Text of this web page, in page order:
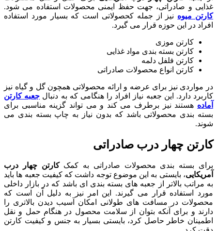
غذایی و صادراتی، جهت حفظ ایمنی محصولات استفاده می شود.
کارتن میوه نیز از جمله کحصولاتی است که بسیار مورد استفاده
افراد در این حوزه قرار می گیرد.
کارتن موزی
کارتن بسته بندی مواد غذایی
کارتن فلفل دلمه
کارتن انواع محصولات صادراتی
در مواردی نیز برای عرضه و ارائه محصولاتی همچون گل و گیاه نیز
کاربرد دارد. این جعبه نیاز افراد را هنگامی که به دنبال جعبه کارتن
آماده هستند نیز برطرف می کند و می تواند گزینه مناسبی برای
بسته بندی محصولاتی باشد که بدون نیاز به چاپ بسته بندی می
شوند.
کارتن چهار درب صادراتی
برای بسته بندی محصولات صادراتی به کمککارتن چهار درب
آمریکایی، بایستی به این موضوع توجه داشت که کیفیت جعبه ها باید
به مراتب بالاتر از جعبه های بسته بندی ای باشد که در بازار داخلی
مورد استفاده قرار می گیرند. این امر نیز به دلیل آن است که
محصولات در مسافت های طولانی امکان آسیب دیدن بالاتری را
دارند و برای آنکه بتوان از سلامت محصول در هنگام حمل و نقل
اطمینان خاطر حاصل کرد، بایستی بسیار به جنس و کیفیت کارتن